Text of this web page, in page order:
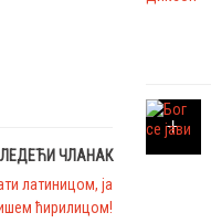
ЧЛАНАК
латиницом, ја
ћирилицом!